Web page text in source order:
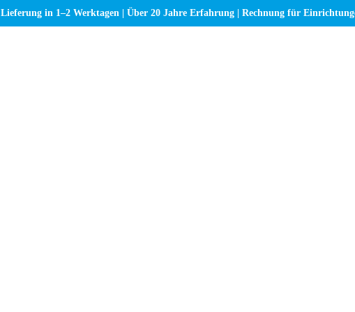
Lieferung in 1–2 Werktagen | Über 20 Jahre Erfahrung | Rechnung für